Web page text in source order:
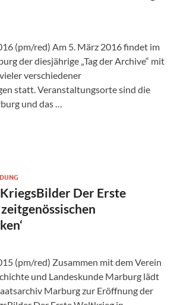
(pm/red) Am 5. März 2016 findet im
der diesjährige „Tag der Archive“ mit
verschiedener
statt. Veranstaltungsorte sind die
und das …
Der Erste
(pm/red) Zusammen mit dem Verein
und Landeskunde Marburg lädt
Marburg zur Eröffnung der